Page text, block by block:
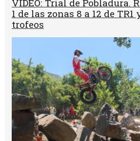
VÍDEO: Trial de Pobladura.
1 de las zonas 8 a 12 de
trofeos